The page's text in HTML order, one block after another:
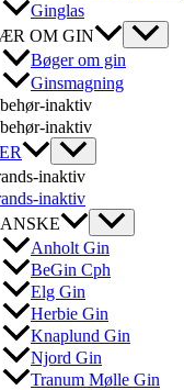
Ginglas
OM GIN
Bøger om gin
Ginsmagning
inaktiv
inaktiv
inaktiv
inaktiv
Anholt Gin
BeGin Cph
Elg Gin
Herbie Gin
Knaplund Gin
Njord Gin
Tranum Mølle Gin